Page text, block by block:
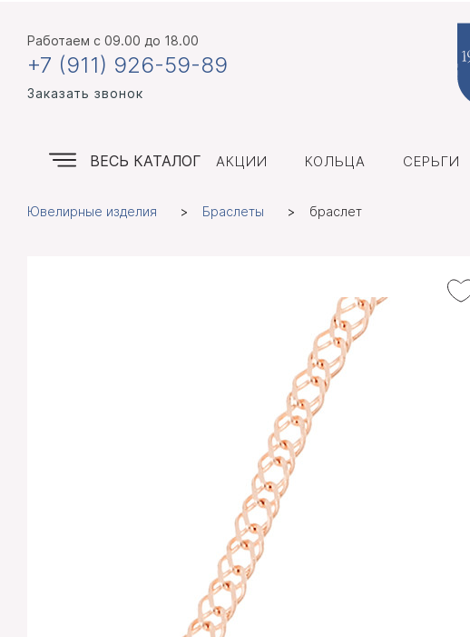
Работаем с 09.00 до 18.00
+7 (911) 926-59-89
Заказать звонок
ВЕСЬ КАТАЛОГ АКЦИИ КОЛЬЦА СЕРЬГИ
Ювелирные изделия Браслеты браслет